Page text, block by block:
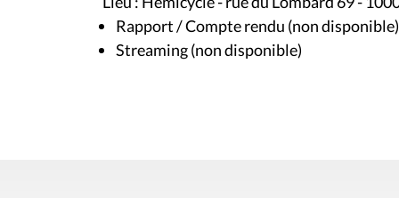
Rapport / Compte rendu (non disponible)
Streaming (non disponible)